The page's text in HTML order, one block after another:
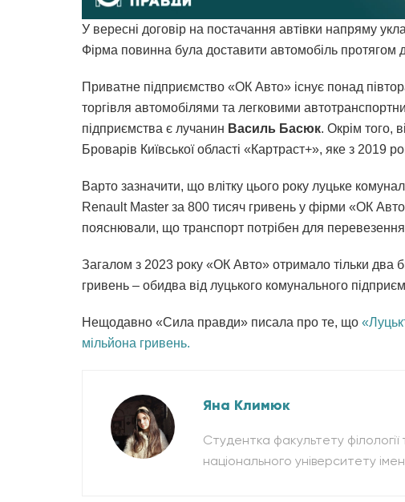
У вересні договір на постачання автівки напряму
Фірма повинна була доставити автомобіль протягом
Приватне підприємство «ОК Авто» існує понад
торгівля автомобілями та легковими
підприємства є лучанин Василь Басюк. Окрім того,
Броварів Київської області «Картраст+», яке з 2019
Варто зазначити, що влітку цього року луцьке
Renault Master за 800 тисяч гривень у фірми «ОК
пояснювали, що транспорт потрібен для перевезення
Загалом з 2023 року «ОК Авто» отримало тільки два
гривень – обидва від луцького комунального
Нещодавно «Сила правди» писала про те, що
мільйона гривень.
Яна Климюк
Студентка факультету
національного університету